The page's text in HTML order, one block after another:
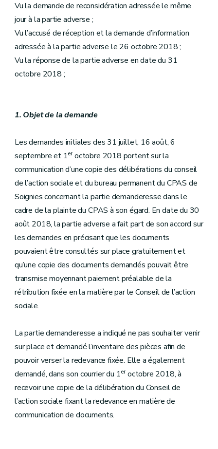
Vu la demande de reconsidération adressée le même
jour à la partie adverse ;
Vu l’accusé de réception et la demande d’information
adressée à la partie adverse le 26 octobre 2018 ;
Vu la réponse de la partie adverse en date du 31
octobre 2018 ;
1. Objet de la demande
Les demandes initiales des 31 juillet, 16 août, 6
septembre et 1eroctobre 2018 portent sur la
communication d’une copie des délibérations du conseil
de l’action sociale et du bureau permanent du CPAS de
Soignies concernant la partie demanderesse dans le
cadre de la plainte du CPAS à son égard. En date du 30
août 2018, la partie adverse a fait part de son accord sur
les demandes en précisant que les documents
pouvaient être consultés sur place gratuitement et
qu’une copie des documents demandés pouvait être
transmise moyennant paiement préalable de la
rétribution fixée en la matière par le Conseil de l’action
sociale.
La partie demanderesse a indiqué ne pas souhaiter venir
sur place et demandé l’inventaire des pièces afin de
pouvoir verser la redevance fixée. Elle a également
demandé, dans son courrier du 1eroctobre 2018, à
recevoir une copie de la délibération du Conseil de
l’action sociale fixant la redevance en matière de
communication de documents.